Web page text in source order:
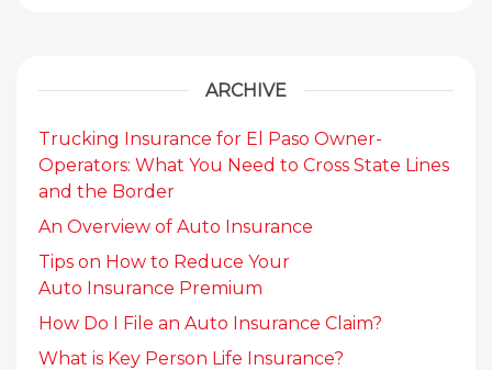
ARCHIVE
Trucking Insurance for El Paso Owner-
Operators: What You Need to Cross State Lines
and the Border
An Overview of Auto Insurance
Tips on How to Reduce Your
Auto Insurance Premium
How Do I File an Auto Insurance Claim?
What is Key Person Life Insurance?